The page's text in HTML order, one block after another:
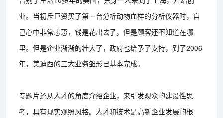
业。当初斥巨资买了第一台分析动物血样的分析仪器时，自
己心中非常忐忑，钱是花出去了，但是顾客还不知道在哪
里。但是企业渐渐的壮大了，政府也给予了支持，到了2006
年，美迪西的三大业务雏形已基本完成。
专题片还从人才的角度介绍企业，来引发观众的建设性思
考，具有现实观照风格。人才和技术是高新企业发展的根